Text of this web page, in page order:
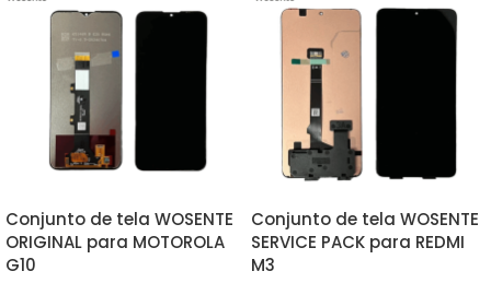
Conjunto de tela WOSENTE
ORIGINAL para MOTOROLA
G10
Conjunto de tela WOSENTE
SERVICE PACK para REDMI
M3